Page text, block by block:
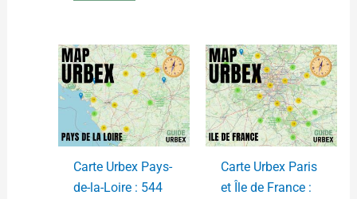
Carte Urbex Pays-
de-la-Loire : 544
Carte Urbex Paris
et Île de France :